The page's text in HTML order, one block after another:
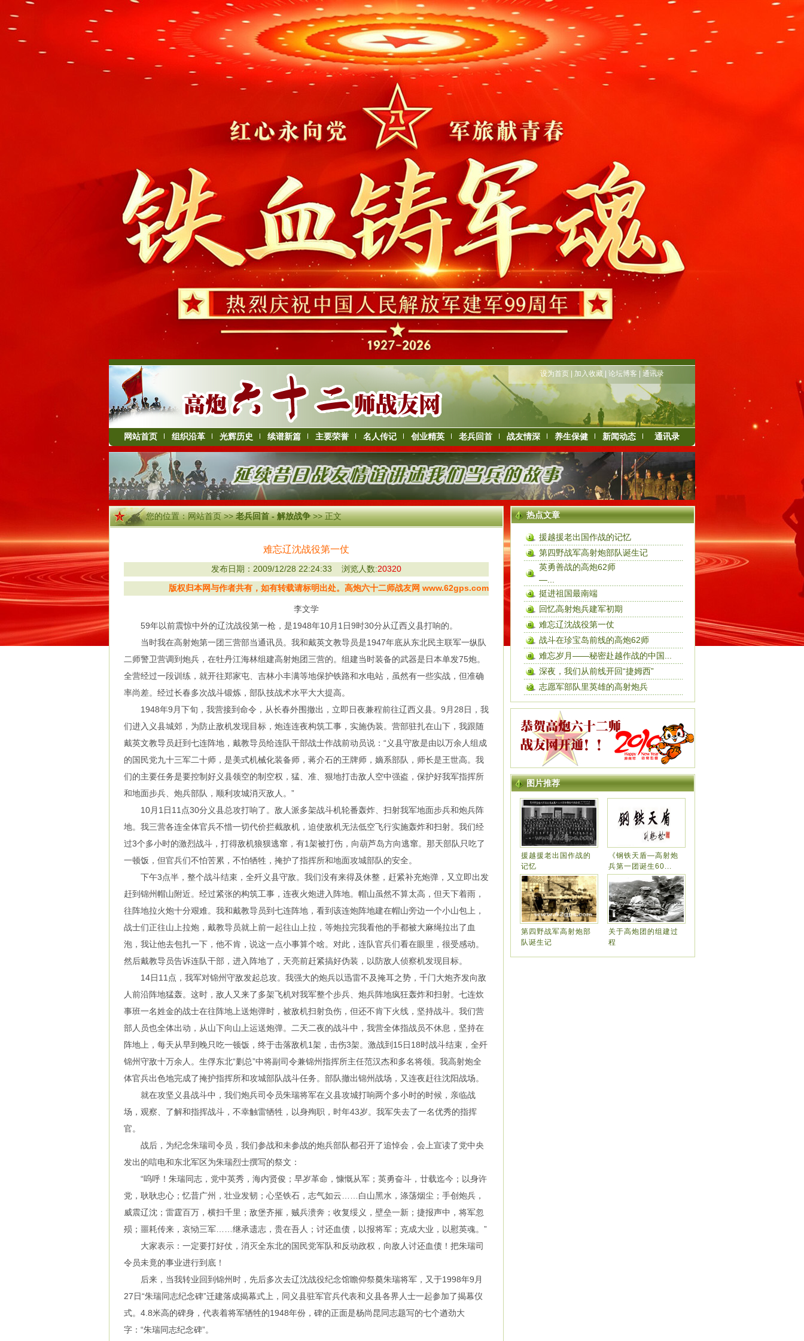
设为首页| 加入收藏| 论坛博客 通讯录
网站首页 组织沿革 光辉历史 续谱新篇 主要荣誉 名人传记 创业精英 老兵回首 战友情深 养生保健 新闻动态 通讯录
您的位置：网站首页>>老兵回首 - 解放战争>> 正文
难忘辽沈战役第一仗
发布日期：2009/12/28 22:24:33 浏览人数:20320
版权归本网与作者共有，如有转载请标明出处。高炮六十二师战友网 www.62gps.com
李文学
59年以前震惊中外的辽沈战役第一枪，是1948年10月1日9时30分从辽西义县打响的。
当时我在高射炮第一团三营部当通讯员。我和戴英文教导员是1947年底从东北民主联军一纵队
二师警卫营调到炮兵，在牡丹江海林组建高射炮团三营的。组建当时装备的武器是日本单发75炮。
全营经过一段训练，就开往郑家屯、吉林小丰满等地保护铁路和水电站，虽然有一些实战，但准确
率尚差。经过长春多次战斗锻炼，部队技战术水平大大提高。
1948年9月下旬，我营接到命令，从长春外围撤出，立即日夜兼程前往辽西义县。9月28日，我
们进入义县城郊，为防止敌机发现目标，炮连连夜构筑工事，实施伪装。营部驻扎在山下，我跟随
戴英文教导员赶到七连阵地，戴教导员给连队干部战士作战前动员说：“义县守敌是由以万余人组成
的国民党九十三军二十师，是美式机械化装备师，蒋介石的王牌师，嫡系部队，师长是王世高。我
们的主要任务是要控制好义县领空的制空权，猛、准、狠地打击敌人空中强盗，保护好我军指挥所
和地面步兵、炮兵部队，顺利攻城消灭敌人。”
10月1日11点30分义县总攻打响了。敌人派多架战斗机轮番轰炸、扫射我军地面步兵和炮兵阵
地。我三营各连全体官兵不惜一切代价拦截敌机，迫使敌机无法低空飞行实施轰炸和扫射。我们经
过3个多小时的激烈战斗，打得敌机狼狈逃窜，有1架被打伤，向葫芦岛方向逃窜。那天部队只吃了
一顿饭，但官兵们不怕苦累，不怕牺牲，掩护了指挥所和地面攻城部队的安全。
下午3点半，整个战斗结束，全歼义县守敌。我们没有来得及休整，赶紧补充炮弹，又立即出发
赶到锦州帽山附近。经过紧张的构筑工事，连夜火炮进入阵地。帽山虽然不算太高，但天下着雨，
往阵地拉火炮十分艰难。我和戴教导员到七连阵地，看到该连炮阵地建在帽山旁边一个小山包上，
战士们正往山上拉炮，戴教导员就上前一起往山上拉，等炮拉完我看他的手都被大麻绳拉出了血
泡，我让他去包扎一下，他不肯，说这一点小事算个啥。对此，连队官兵们看在眼里，很受感动。
然后戴教导员告诉连队干部，进入阵地了，天亮前赶紧搞好伪装，以防敌人侦察机发现目标。
14日11点，我军对锦州守敌发起总攻。我强大的炮兵以迅雷不及掩耳之势，千门大炮齐发向敌
人前沿阵地猛轰。这时，敌人又来了多架飞机对我军整个步兵、炮兵阵地疯狂轰炸和扫射。七连炊
事班一名姓金的战士在往阵地上送炮弹时，被敌机扫射负伤，但还不肯下火线，坚持战斗。我们营
部人员也全体出动，从山下向山上运送炮弹。二天二夜的战斗中，我营全体指战员不休息，坚持在
阵地上，每天从早到晚只吃一顿饭，终于击落敌机1架，击伤3架。激战到15日18时战斗结束，全歼
锦州守敌十万余人。生俘东北“剿总”中将副司令兼锦州指挥所主任范汉杰和多名将领。我高射炮全
体官兵出色地完成了掩护指挥所和攻城部队战斗任务。部队撤出锦州战场，又连夜赶往沈阳战场。
就在攻坚义县战斗中，我们炮兵司令员朱瑞将军在义县攻城打响两个多小时的时候，亲临战
场，观察、了解和指挥战斗，不幸触雷牺牲，以身殉职，时年43岁。我军失去了一名优秀的指挥
官。
战后，为纪念朱瑞司令员，我们参战和未参战的炮兵部队都召开了追悼会，会上宣读了党中央
发出的唁电和东北军区为朱瑞烈士撰写的祭文：
“呜呼！朱瑞同志，党中英秀，海内贤俊；早岁革命，慷慨从军；英勇奋斗，廿载迄今；以身许
党，耿耿忠心；忆昔广州，壮业发韧；心坚铁石，志气如云……白山黑水，涤荡烟尘；手创炮兵，
威震辽沈；雷霆百万，横扫千里；敌堡齐摧，贼兵溃奔；收复绥义，壁垒一新；捷报声中，将军忽
殒；噩耗传来，哀恸三军……继承遗志，贵在吾人；讨还血债，以报将军；克成大业，以慰英魂。”
大家表示：一定要打好仗，消灭全东北的国民党军队和反动政权，向敌人讨还血债！把朱瑞司
令员未竟的事业进行到底！
后来，当我转业回到锦州时，先后多次去辽沈战役纪念馆瞻仰祭奠朱瑞将军，又于1998年9月
27日“朱瑞同志纪念碑”迁建落成揭幕式上，同义县驻军官兵代表和义县各界人士一起参加了揭幕仪
式。4.8米高的碑身，代表着将军牺牲的1948年份，碑的正面是杨尚昆同志题写的七个遒劲大
字：“朱瑞同志纪念碑”。
热点文章
援越援老出国作战的记忆
第四野战军高射炮部队诞生记
英勇善战的高炮62师
—...
挺进祖国最南端
回忆高射炮兵建军初期
难忘辽沈战役第一仗
战斗在珍宝岛前线的高炮62师
难忘岁月——秘密赴越作战的中国...
深夜，我们从前线开回“捷姆西”
志愿军部队里英雄的高射炮兵
图片推荐
援越援老出国作战的
记忆
《钢铁天盾—高射炮
兵第一团诞生60...
第四野战军高射炮部
队诞生记
关于高炮团的组建过
程